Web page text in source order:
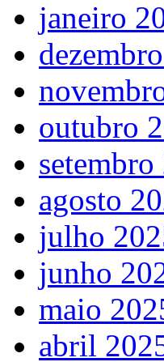
janeiro
outubro
setembro
agosto
julho
junho
maio
abril